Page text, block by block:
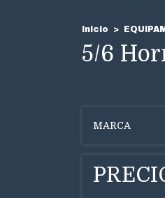
Inicio >
5/6
MARCA